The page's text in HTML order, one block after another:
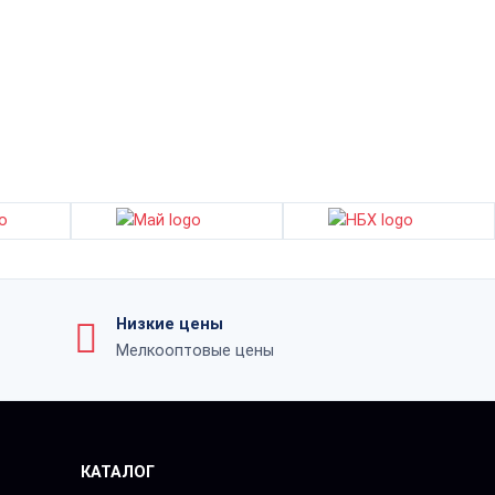
Низкие цены
Мелкооптовые цены
КАТАЛОГ